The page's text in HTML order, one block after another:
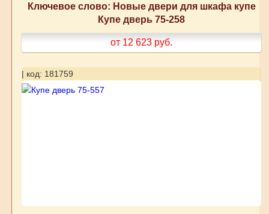
Ключевое слово: Новые двери для шкафа купе
Купе дверь 75-258
от 12 623 руб.
| код: 181759